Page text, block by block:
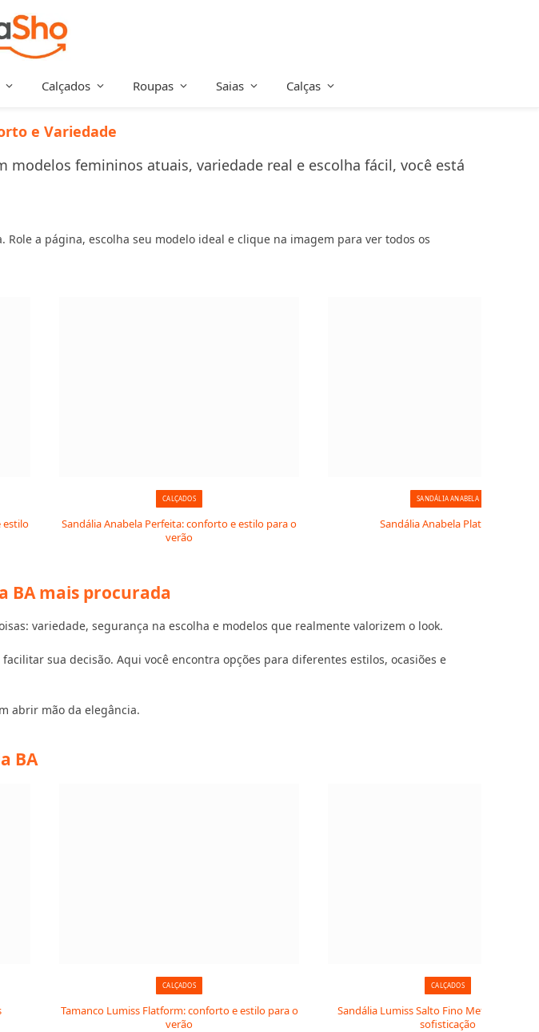
Calçados Roupas Saias Calças
e Variedade
modelos femininos atuais, variedade real e escolha fácil, você está
a página, escolha seu modelo ideal e clique na imagem para ver todos os
estilo
CALÇADOS
Sandália Anabela Perfeita: conforto e estilo para o
verão
SANDÁLIA ANABELA
Sandália Anabela Plataforma
BA mais procurada
variedade, segurança na escolha e modelos que realmente valorizem o look.
sua decisão. Aqui você encontra opções para diferentes estilos, ocasiões e
abrir mão da elegância.
BA
CALÇADOS
Tamanco Lumiss Flatform: conforto e estilo para o
verão
CALÇADOS
Sandália Lumiss Salto Fino Metalizado:
sofisticação